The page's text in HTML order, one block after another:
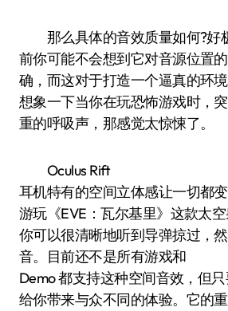
那么具体的音效质量如何?好
前你可能不会想到它对音源位置
确，而这对于打造一个逼真的环境
想象一下当你在玩恐怖游戏时，
重的呼吸声，那感觉太惊悚了。
Oculus Rift
耳机特有的空间立体感让一切都
游玩《EVE：瓦尔基里》这款太
你可以很清晰地听到导弹掠过，
音。目前还不是所有游戏和
Demo 都支持这种空间音效，但
给你带来与众不同的体验。它的